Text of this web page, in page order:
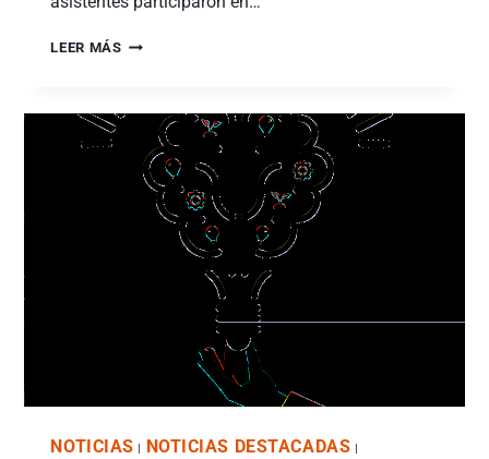
LEER MÁS
NOTICIAS NOTICIAS DESTACADAS